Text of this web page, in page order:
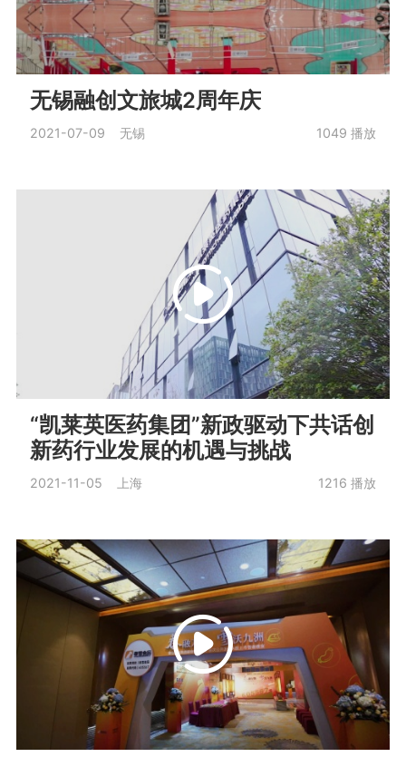
无锡融创文旅城2周年庆
2021-07-09 无锡 1049 播放
“凯莱英医药集团”新政驱动下共话创
新药行业发展的机遇与挑战
2021-11-05 上海 1216 播放